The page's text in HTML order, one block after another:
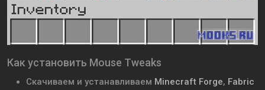
Как установить Mouse Tweaks
Скачиваем и устанавливаем Minecraft Forge, Fabric